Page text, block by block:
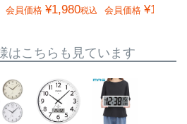
会員価格 ¥1,980税込 会員価格 ¥1,650
はこちらも見ています